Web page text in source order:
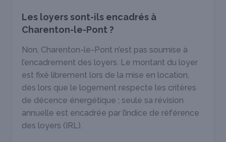
Les loyers sont-ils encadrés à
Charenton-le-Pont ?
Non, Charenton-le-Pont n’est pas soumise à
l’encadrement des loyers. Le montant du loyer
est fixé librement lors de la mise en location,
dès lors que le logement respecte les critères
de décence énergétique ; seule sa révision
annuelle est encadrée par l’indice de référence
des loyers (IRL).